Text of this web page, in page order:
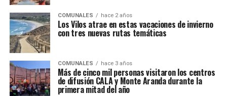
COMUNALES hace 2 años
Los Vilos atrae en estas vacaciones de invierno
con tres nuevas rutas temáticas
COMUNALES hace 3 años
Más de cinco mil personas visitaron los centros
de difusión CALA y Monte Aranda durante la
primera mitad del año